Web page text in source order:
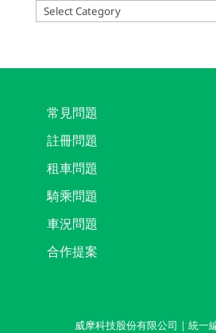
Categories
常見問題
註冊問題
租車問題
騎乘問題
車況問題
合作提案
威摩科技股份有限公司 | 統一